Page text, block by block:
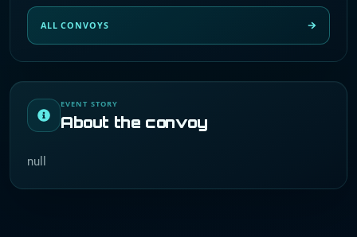
EVENT STORY
About the convoy
null
ALL CONVOYS